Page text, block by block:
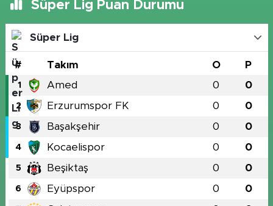
Süper Lig Puan Durumu
Süper Lig
# Takım O P
1 Amed 0 0
2 Erzurumspor FK 0 0
3 Başakşehir 0 0
4 Kocaelispor 0 0
5 Beşiktaş 0 0
6 Eyüpspor 0 0